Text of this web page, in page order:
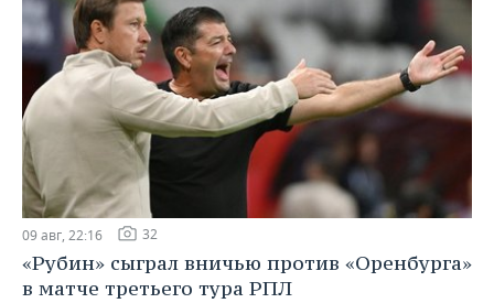
09 авг, 22:16 32
«Рубин» сыграл вничью против «Оренбурга»
в матче третьего тура РПЛ